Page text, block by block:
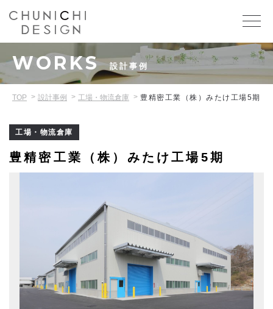
WORKS 設計事例
TOP 設計事例 工場・物流倉庫 豊精密工業（株）みたけ工場5期
工場・物流倉庫
豊精密工業（株）みたけ工場5期